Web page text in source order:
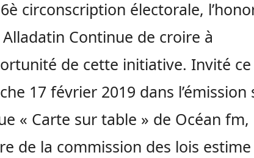
circonscription électorale,
Continue de croire à
de cette initiative. Invité ce
17 février 2019 dans l’émission
« Carte sur table » de Océan
de la commission des lois estime